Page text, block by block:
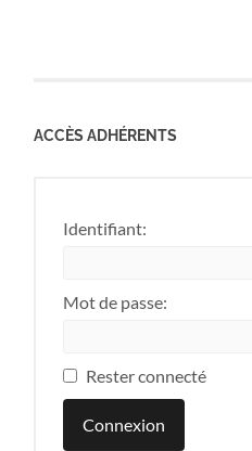
ACCÈS ADHÉRENTS
Identifiant:
Mot de passe:
Rester connecté
Connexion